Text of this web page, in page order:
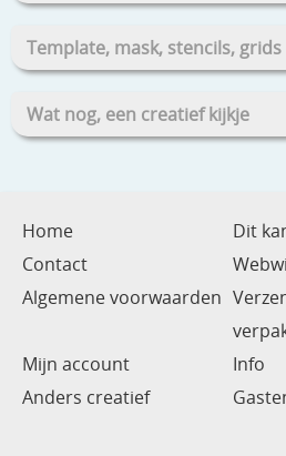
Template, mask, stencils, grids
Wat nog, een creatief kijkje
Home
Dit
Contact
Algemene voorwaarden
Mijn account
Info
Anders creatief